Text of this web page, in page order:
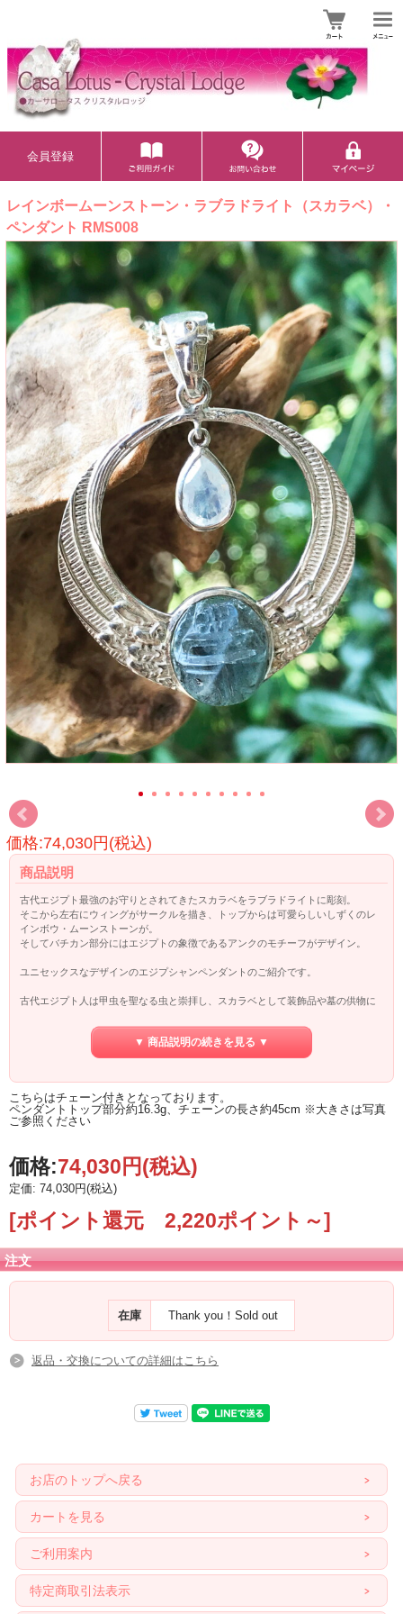
会員登録
レインボームーンストーン・ラブラドライト（スカラベ）・
ペンダント RMS008
価格:74,030円(税込)
商品説明
古代エジプト最強のお守りとされてきたスカラベをラブラドライトに彫刻。
そこから左右にウィングがサークルを描き、トップからは可愛らしいしずくのレ
インボウ・ムーンストーンが。
そしてバチカン部分にはエジプトの象徴であるアンクのモチーフがデザイン。
ユニセックスなデザインのエジプシャンペンダントのご紹介です。
古代エジプト人は甲虫を聖なる虫と崇拝し、スカラベとして装飾品や墓の供物に
黄金虫の活動を、大地から現れる新しい生命の象徴とし、復活をもあらわしま
身につける意味は不死のパワーなので、お守りとなっているのでしょう。
言葉。
アンクの力を信じる者は一度だけ生き返ることができると信じられています。
金星はヴィーナス、アフロディーテであり、愛と美と性を司るギリシャ神話の女
神。
つまりエジプトの守護女神イシスと繋がります。
このペンダントにピンと来た方に、ぜひ。
▼ 商品説明の続きを見る ▼
こちらはチェーン付きとなっております。
ペンダントトップ部分約16.3g、チェーンの長さ約45cm ※大きさは写真
ご参照ください
価格:74,030円(税込)
定価: 74,030円(税込)
[ポイント還元 2,220ポイント～]
注文
在庫 Thank you！Sold out
返品・交換についての詳細はこちら
お店のトップへ戻る
カートを見る
ご利用案内
特定商取引法表示